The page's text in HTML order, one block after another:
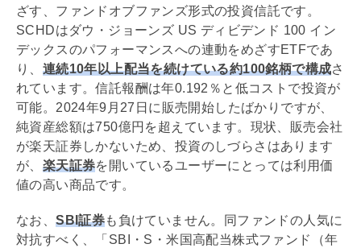
ざす、ファンドオブファンズ形式の投資信託です。
SCHDはダウ・ジョーンズ US ディビデンド 100 イン
デックスのパフォーマンスへの連動をめざすETFであ
り、 連続10年以上配当を続けている約100銘柄で構成さ
れています。信託報酬は年0.192％と低コストで投資が
可能。2024年9月27日に販売開始したばかりですが、
純資産総額は750億円を超えています。現状、販売会社
が楽天証券しかないため、投資のしづらさはあります
が、 楽天証券を開いているユーザーにとっては利用価
値の高い商品です。
なお、SBI証券も負けていません。同ファンドの人気に
対抗すべく、「SBI・S・米国高配当株式ファンド（年